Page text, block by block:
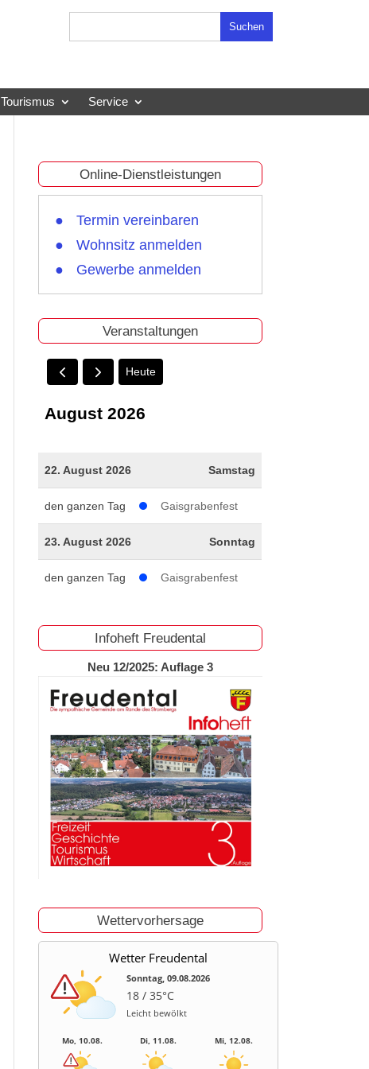
Tourismus Service
Online-Dienstleistungen
Termin vereinbaren
Wohnsitz anmelden
Gewerbe anmelden
Veranstaltungen
Heute
August 2026
22. August 2026 Samstag
den ganzen Tag Gaisgrabenfest
23. August 2026 Sonntag
den ganzen Tag Gaisgrabenfest
Infoheft Freudental
Neu 12/2025: Auflage 3
Wettervorhersage
Wetter Freudental
Sonntag, 09.08.2026
18 / 35°C
Leicht bewölkt
Mo, 10.08. Di, 11.08. Mi, 12.08.